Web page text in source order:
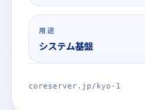
用途
システム基盤
coreserver.jp/kyo-1